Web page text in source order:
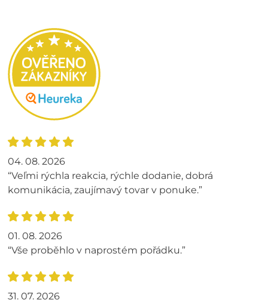
04. 08. 2026
“Veľmi rýchla reakcia, rýchle dodanie, dobrá
komunikácia, zaujímavý tovar v ponuke.”
01. 08. 2026
“Vše proběhlo v naprostém pořádku.”
31. 07. 2026